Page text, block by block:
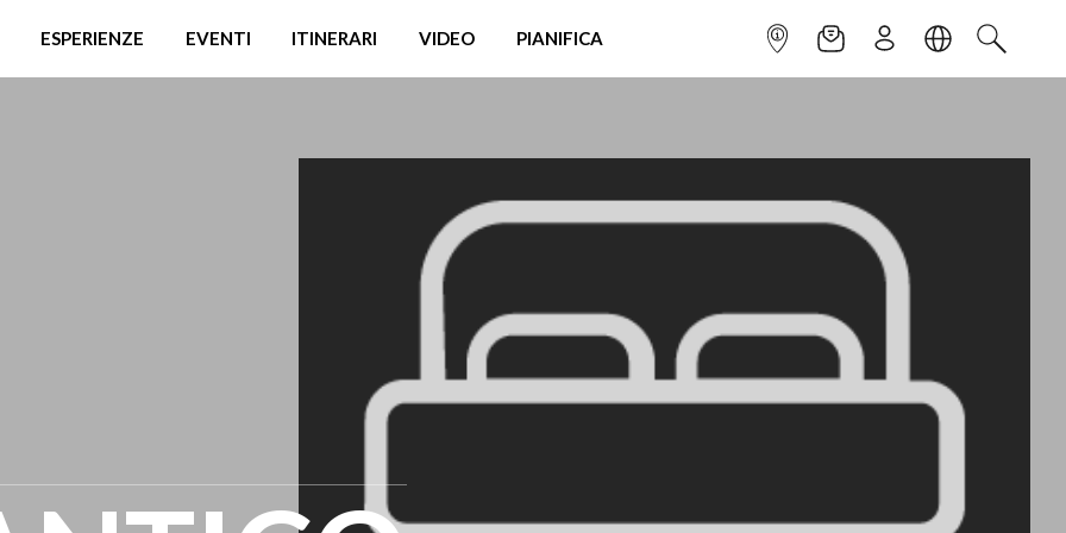
ESPERIENZE EVENTI ITINERARI VIDEO PIANIFICA INFOPOINTNEWSLETTER
ISCRIVITILINGUACERCA